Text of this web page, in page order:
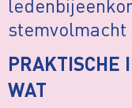
stemvolmacht
PRAKTISCHE
WAT